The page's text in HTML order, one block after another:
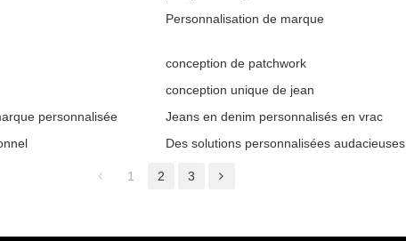
Personnalisation de marque
conception de patchwork
conception unique de jean
personnalisée Jeans en denim personnalisés en vrac
Des solutions personnalisées audacieuses
1 2 3